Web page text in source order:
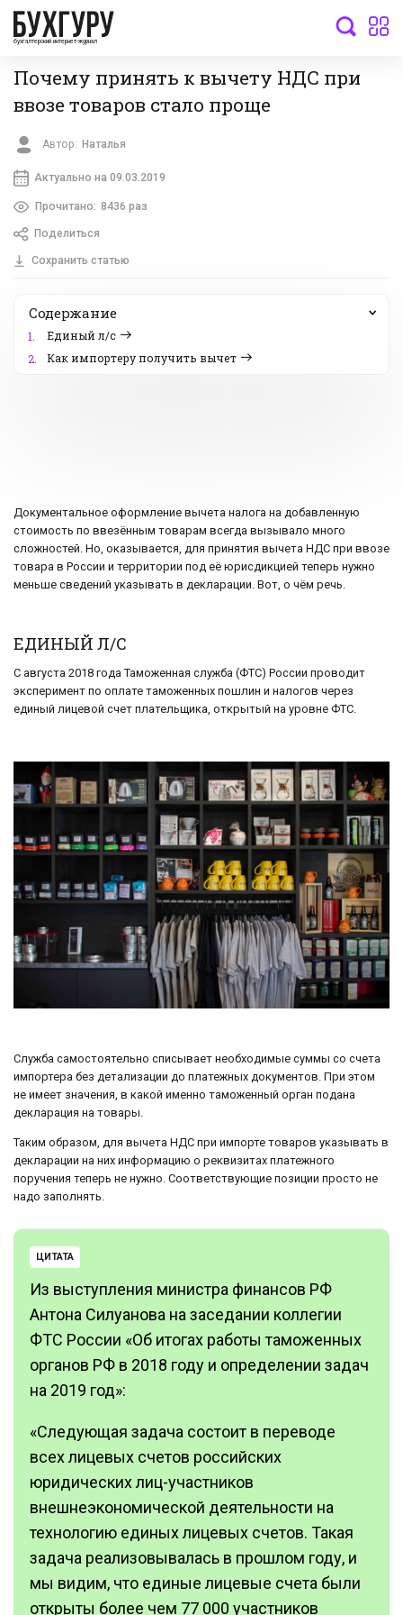
бухгалтерский интернет-журнал
Почему принять к вычету НДС при
ввозе товаров стало проще
Автор: Наталья
Актуально на 09.03.2019
Прочитано: 8436 раз
Поделиться
Сохранить статью
Содержание
1.
Единый л/с
2.
Как импортеру получить вычет
Документальное оформление вычета налога на добавленную
стоимость по ввезённым товарам всегда вызывало много
сложностей. Но, оказывается, для принятия вычета НДС при ввозе
товара в России и территории под её юрисдикцией теперь нужно
меньше сведений указывать в декларации. Вот, о чём речь.
ЕДИНЫЙ Л/С
С августа 2018 года Таможенная служба (ФТС) России проводит
эксперимент по оплате таможенных пошлин и налогов через
единый лицевой счет плательщика, открытый на уровне ФТС.
Служба самостоятельно списывает необходимые суммы со счета
импортера без детализации до платежных документов. При этом
не имеет значения, в какой именно таможенный орган подана
декларация на товары.
Таким образом, для вычета НДС при импорте товаров указывать в
декларации на них информацию о реквизитах платежного
поручения теперь не нужно. Соответствующие позиции просто не
надо заполнять.
ЦИТАТА
Из выступления министра финансов РФ
Антона Силуанова на заседании коллегии
ФТС России «Об итогах работы таможенных
органов РФ в 2018 году и определении задач
на 2019 год»:
«Следующая задача состоит в переводе
всех лицевых счетов российских
юридических лиц-участников
внешнеэкономической деятельности на
технологию единых лицевых счетов. Такая
задача реализовывалась в прошлом году, и
мы видим, что единые лицевые счета были
открыты более чем 77 000 участников